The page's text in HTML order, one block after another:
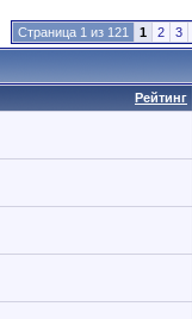
Страница 1 из 121 1 2 3
Рейтинг